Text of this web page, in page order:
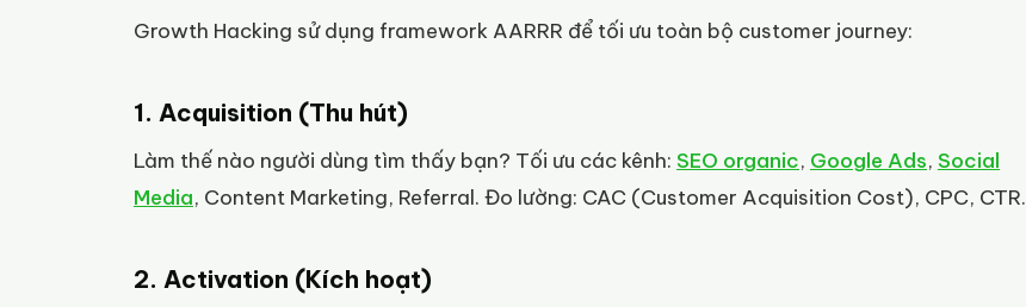
Growth Hacking sử dụng framework AARRR để tối ưu toàn bộ customer journey:
1. Acquisition (Thu hút)
Làm thế nào người dùng tìm thấy bạn? Tối ưu các kênh: SEO organic, Google Ads, Social
Media, Content Marketing, Referral. Đo lường: CAC (Customer Acquisition Cost), CPC, CTR.
2. Activation (Kích hoạt)